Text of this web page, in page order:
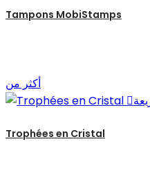
Tampons MobiStamps
أكثر من

Trophées en Cristal